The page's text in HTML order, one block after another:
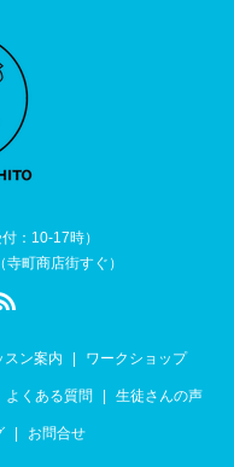
：10-17時）
町商店街すぐ）
スン案内 ワークショップ
よくある質問 生徒さんの声
お問合せ